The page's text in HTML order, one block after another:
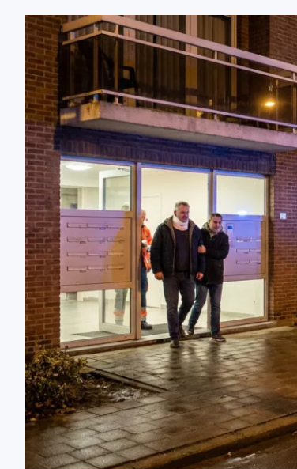
zaobserwuj nas
zaobserwuj nas
zaobserwuj nas